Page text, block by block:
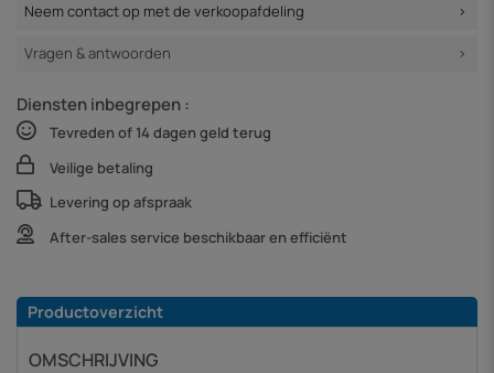
Neem contact op met de verkoopafdeling
Vragen & antwoorden
Diensten inbegrepen :
Tevreden of 14 dagen geld terug
Veilige betaling
Levering op afspraak
After-sales service beschikbaar en efficiënt
Productoverzicht
OMSCHRIJVING